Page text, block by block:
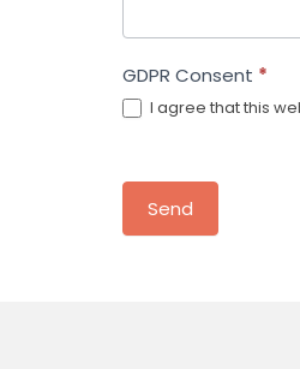
GDPR Consent *
I agree that this
Send